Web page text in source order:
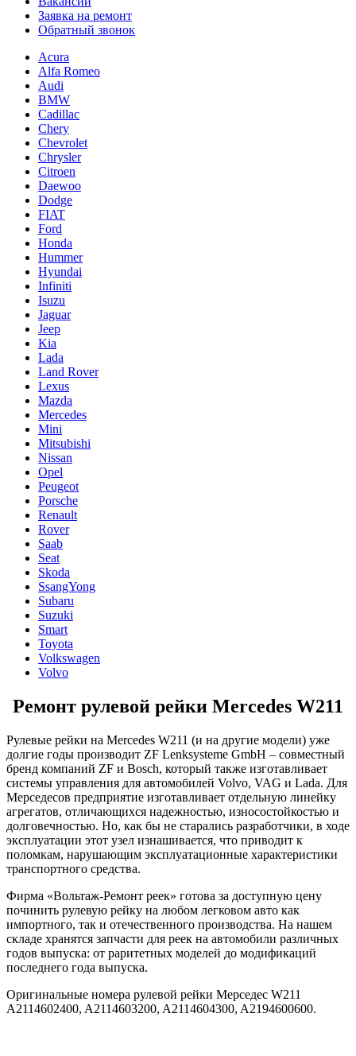
Заявка на ремонт
Обратный звонок
Acura
Alfa Romeo
Audi
BMW
Cadillac
Chery
Chevrolet
Chrysler
Citroen
Daewoo
Dodge
FIAT
Ford
Honda
Hummer
Hyundai
Infiniti
Isuzu
Jaguar
Jeep
Kia
Lada
Land Rover
Lexus
Mazda
Mercedes
Mini
Mitsubishi
Nissan
Opel
Peugeot
Porsche
Renault
Rover
Saab
Seat
Skoda
SsangYong
Subaru
Suzuki
Smart
Toyota
Volkswagen
Volvo
Ремонт рулевой рейки Mercedes W211
Рулевые рейки на Mercedes W211 (и на другие модели) уже
долгие годы производит ZF Lenksysteme GmbH – совместный
бренд компаний ZF и Bosch, который также изготавливает
системы управления для автомобилей Volvo, VAG и Lada. Для
Мерседесов предприятие изготавливает отдельную линейку
агрегатов, отличающихся надежностью, износостойкостью и
долговечностью. Но, как бы не старались разработчики, в ходе
эксплуатации этот узел изнашивается, что приводит к
поломкам, нарушающим эксплуатационные характеристики
транспортного средства.
Фирма «Вольтаж-Ремонт реек» готова за доступную цену
починить рулевую рейку на любом легковом авто как
импортного, так и отечественного производства. На нашем
складе хранятся запчасти для реек на автомобили различных
годов выпуска: от раритетных моделей до модификаций
последнего года выпуска.
Оригинальные номера рулевой рейки Мерседес W211
A2114602400, A2114603200, A2114604300, A2194600600.